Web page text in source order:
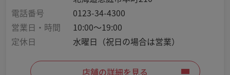
電話番号
0123-34-4300
営業日・時間
10:00～19:00
定休日
水曜日（祝日の場合は営業）
店舗の詳細を見る